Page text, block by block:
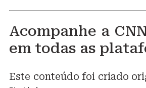
Acompanhe a
em todas as
Este conteúdo foi criado